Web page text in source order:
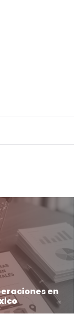
en